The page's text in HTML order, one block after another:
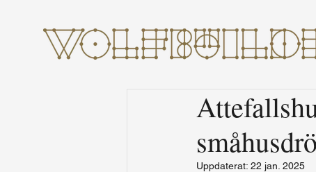
Uppdaterat: 22 jan. 2025